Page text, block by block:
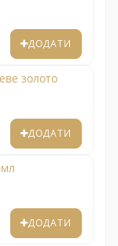
ДОДАТИ
золото
ДОДАТИ
ДОДАТИ